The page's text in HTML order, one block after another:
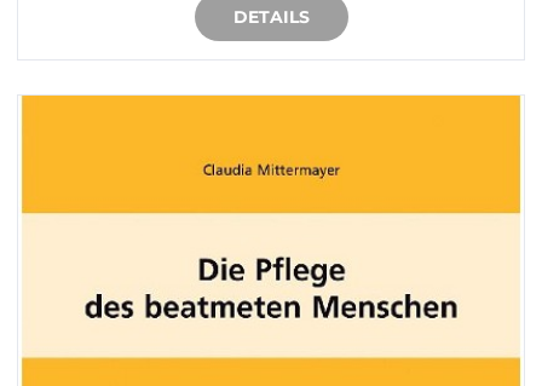
DETAILS
IN DEN WARENKORB